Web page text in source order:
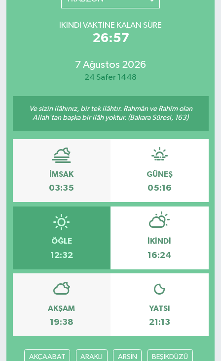
İKINDI VAKTINE KALAN SÜRE
26:57
7 Ağustos 2026
24 Safer 1448
Ve sizin ilâhınız, bir tek ilâhtır. Rahmân ve Rahîm olan
Allah'tan başka bir ilâh yoktur. (Bakara Sûresi, 163)
İMSAK
03:35
GÜNEŞ
05:16
ÖĞLE
12:32
İKINDI
16:24
AKŞAM
19:38
YATSI
21:13
AKÇAABAT ARAKLI ARSİN BEŞİKDÜZÜ